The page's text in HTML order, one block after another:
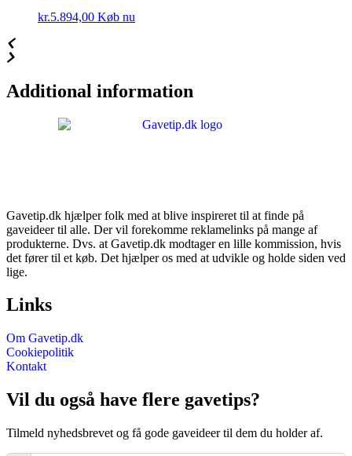
kr.5.894,00 Køb nu
Additional information
Gavetip.dk hjælper folk med at blive inspireret til at finde på
gaveideer til alle. Der vil forekomme reklamelinks på mange af
produkterne. Dvs. at Gavetip.dk modtager en lille kommission, hvis
det fører til et køb. Det hjælper os med at udvikle og holde siden ved
lige.
Links
Om Gavetip.dk
Cookiepolitik
Kontakt
Vil du også have flere gavetips?
Tilmeld nyhedsbrevet og få gode gaveideer til dem du holder af.